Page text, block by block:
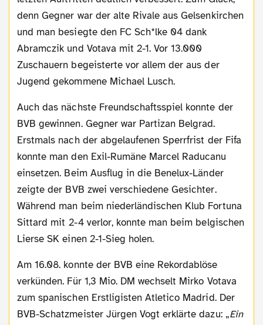
denn Gegner war der alte Rivale aus Gelsenkirchen
und man besiegte den FC Sch*lke 04 dank
Abramczik und Votava mit 2-1. Vor 13.000
Zuschauern begeisterte vor allem der aus der
Jugend gekommene Michael Lusch.
Auch das nächste Freundschaftsspiel konnte der
BVB gewinnen. Gegner war Partizan Belgrad.
Erstmals nach der abgelaufenen Sperrfrist der Fifa
konnte man den Exil-Rumäne Marcel Raducanu
einsetzen. Beim Ausflug in die Benelux-Länder
zeigte der BVB zwei verschiedene Gesichter.
Während man beim niederländischen Klub Fortuna
Sittard mit 2-4 verlor, konnte man beim belgischen
Lierse SK einen 2-1-Sieg holen.
Am 16.08. konnte der BVB eine Rekordablöse
verkünden. Für 1,3 Mio. DM wechselt Mirko Votava
zum spanischen Erstligisten Atletico Madrid. Der
BVB-Schatzmeister Jürgen Vogt erklärte dazu: „Ein